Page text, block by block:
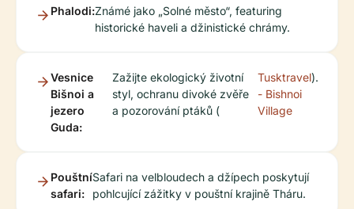
Phalodi:Známé jako „Solné město“, featuring
historické haveli a džinistické chrámy.
Vesnice
Bišnoi a
jezero
Guda:
Zažijte ekologický životní
styl, ochranu divoké zvěře
a pozorování ptáků (
Tusktravel
- Bishnoi
Village
).
Pouštní
safari:
Safari na velbloudech a džípech poskytují
pohlcující zážitky v pouštní krajině Tháru.